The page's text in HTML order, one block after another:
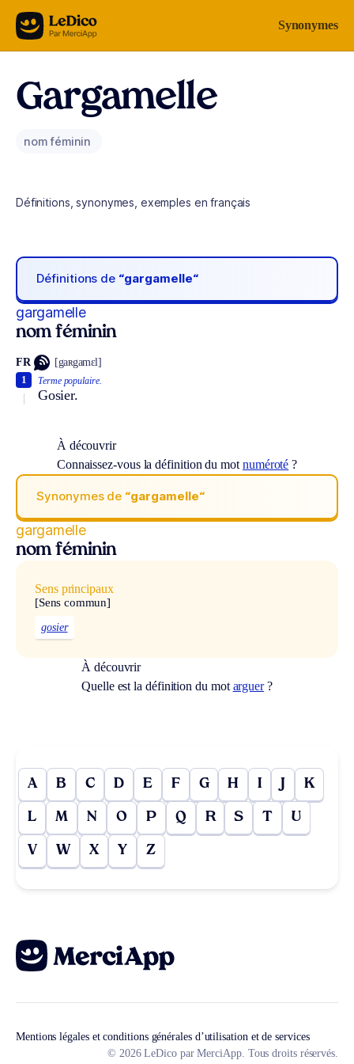
Aller au contenu Synonymes
Gargamelle
nom féminin
Définitions, synonymes, exemples en français
Définitions de “gargamelle“
gargamelle
nom féminin
FR [gaʀgamɛl]
Terme populaire.
Gosier.
1
À découvrir
Connaissez-vous la définition du mot numéroté ?
Synonymes de “gargamelle“
gargamelle
nom féminin
Sens principaux
[Sens commun]
gosier
À découvrir
Quelle est la définition du mot arguer?
A B C D E F G H I J K
L M N O P Q R S T U
V W X Y Z
Mentions légales et conditions générales d’utilisation et de services
© 2026 LeDico par MerciApp. Tous droits réservés.